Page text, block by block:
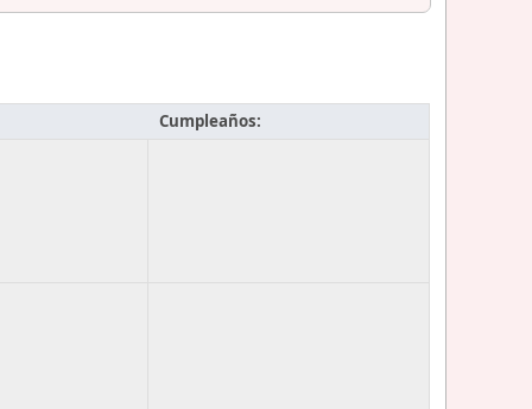
Cumpleaños: